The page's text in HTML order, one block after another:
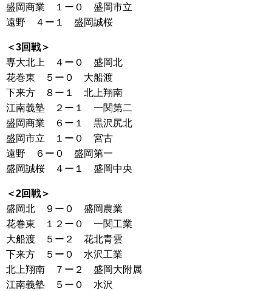
盛岡商業 １ー０ 盛岡市立
遠野 ４ー１ 盛岡誠桜
＜3回戦＞
専大北上 ４ー０ 盛岡北
花巻東 ５ー０ 大船渡
下来方 ８ー１ 北上翔南
江南義塾 ２ー１ 一関第二
盛岡商業 ６ー１ 黒沢尻北
盛岡市立 １ー０ 宮古
遠野 ６ー０ 盛岡第一
盛岡誠桜 ４ー１ 盛岡中央
＜2回戦＞
盛岡北 ９ー０ 盛岡農業
花巻東 １２ー０ 一関工業
大船渡 ５ー２ 花北青雲
下来方 ５ー０ 水沢工業
北上翔南 ７ー２ 盛岡大附属
江南義塾 ５ー０ 水沢